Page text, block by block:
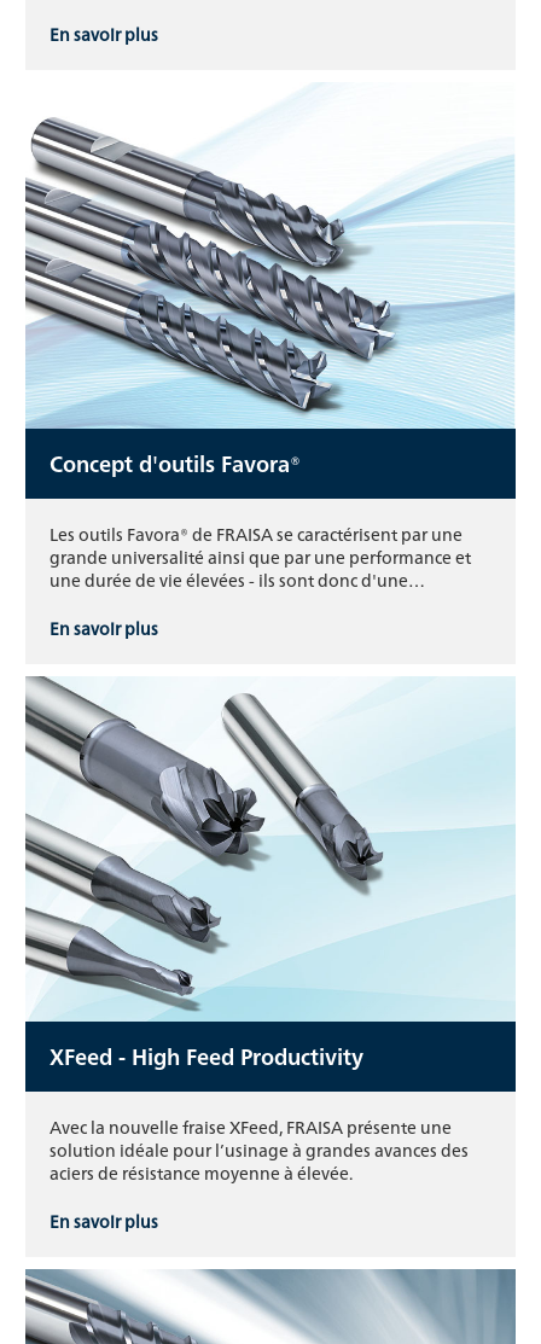
En savoir plus
Concept d'outils Favora®
Les outils Favora® de FRAISA se caractérisent par une
grande universalité ainsi que par une performance et
une durée de vie élevées - ils sont donc d'une…
En savoir plus
XFeed - High Feed Productivity
Avec la nouvelle fraise XFeed, FRAISA présente une
solution idéale pour l’usinage à grandes avances des
aciers de résistance moyenne à élevée.
En savoir plus